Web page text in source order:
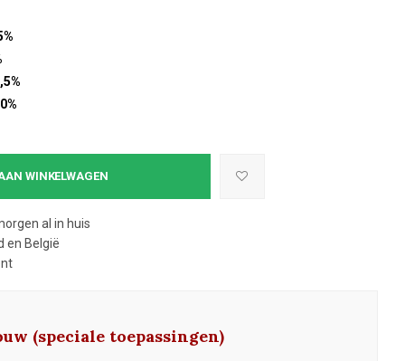
WINKELWAGEN
al in huis
en België
(speciale toepassingen)